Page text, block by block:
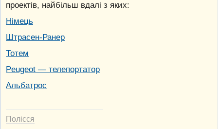
проектів, найбільш вдалі з яких:
Німець
Штрасен-Ранер
Тотем
Peugeot — телепортатор
Альбатрос
Полісся